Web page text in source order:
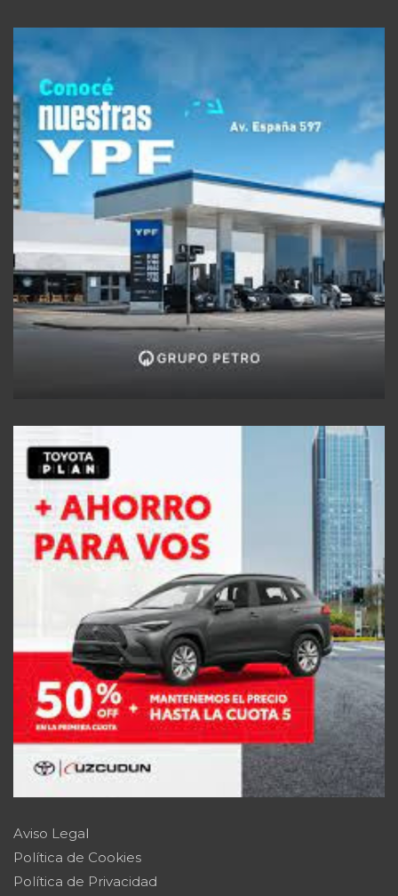
Aviso Legal
Política de Cookies
Política de Privacidad